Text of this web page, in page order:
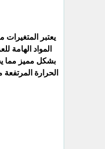
يعتبر
المواد الهامة
بشكل مميز مما
الحرارة